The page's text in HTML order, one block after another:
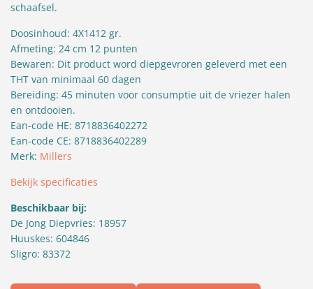
schaafsel.
Doosinhoud: 4X1412 gr.
Afmeting: 24 cm 12 punten
Bewaren: Dit product word diepgevroren geleverd met een
THT van minimaal 60 dagen
Bereiding: 45 minuten voor consumptie uit de vriezer halen
en ontdooien.
Ean-code HE: 8718836402272
Ean-code CE: 8718836402289
Merk: Millers
Bekijk specificaties
Beschikbaar bij:
De Jong Diepvries: 18957
Huuskes: 604846
Sligro: 83372